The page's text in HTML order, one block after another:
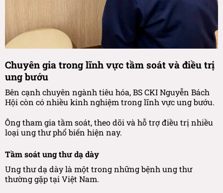
Chuyên gia trong lĩnh vực tầm soát và điều trị
ung bướu
Bên cạnh chuyên ngành tiêu hóa, BS CKI Nguyễn Bách
Hội còn có nhiều kinh nghiệm trong lĩnh vực ung bướu.
Ông tham gia tầm soát, theo dõi và hỗ trợ điều trị nhiều
loại ung thư phổ biến hiện nay.
Tầm soát ung thư dạ dày
Ung thư dạ dày là một trong những bệnh ung thư
thường gặp tại Việt Nam.